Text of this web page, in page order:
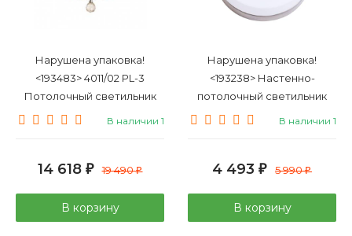
Нарушена упаковка!
<193483> 4011/02 PL-3
Потолочный светильник
Divinare Lianto
В наличии 1
14 618 ₽ 19 490₽
В корзину
Нарушена упаковка!
<193238> Настенно-
потолочный светильник
Arte Lamp Aqua-Tablet
В наличии 1
4 493 ₽ 5 990₽
В корзину